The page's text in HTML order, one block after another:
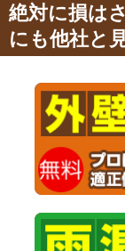
絶対に損は
にも他社と